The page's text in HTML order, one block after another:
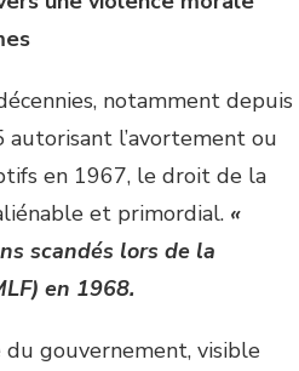
notamment depuis
l’avortement ou
en 1967, le droit de la
et primordial. «
scandés lors de la
en 1968.
gouvernement, visible